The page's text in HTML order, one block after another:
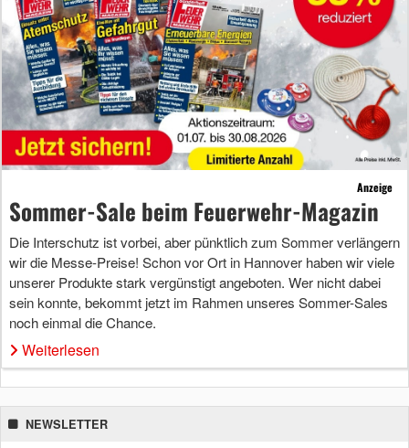
Anzeige
Sommer-Sale beim Feuerwehr-Magazin
Die Interschutz ist vorbei, aber pünktlich zum Sommer verlängern
wir die Messe-Preise! Schon vor Ort in Hannover haben wir viele
unserer Produkte stark vergünstigt angeboten. Wer nicht dabei
sein konnte, bekommt jetzt im Rahmen unseres Sommer-Sales
noch einmal die Chance.
Weiterlesen
NEWSLETTER